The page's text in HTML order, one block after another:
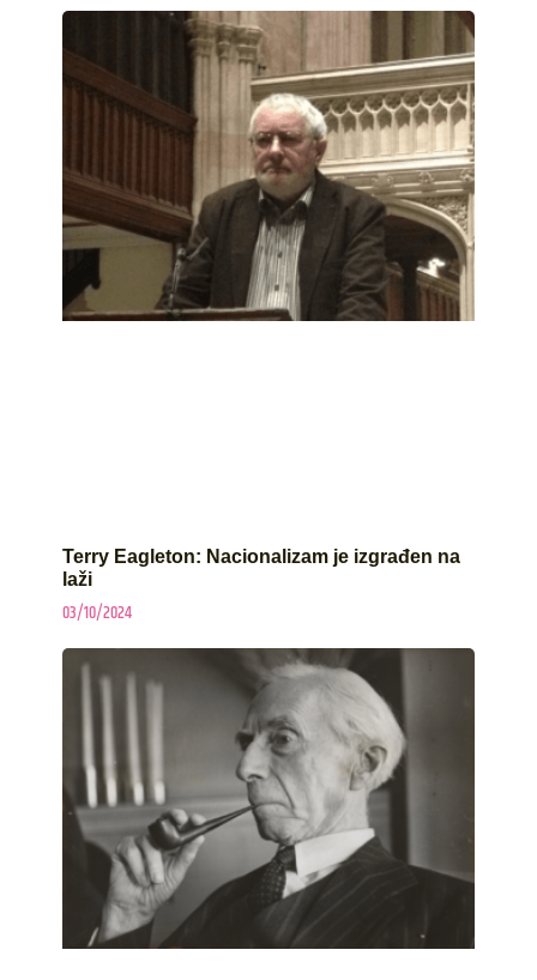
Terry Eagleton: Nacionalizam je izgrađen na
laži
03/10/2024